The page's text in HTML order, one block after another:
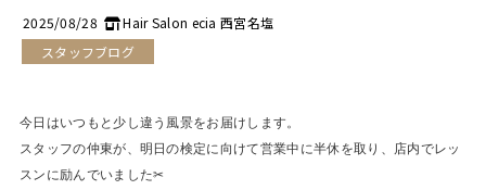
ブログ
Blog
お問い合わせ
2025/08/28
Hair Salon ecia 西宮名塩
スタッフブログ
今日はいつもと少し違う風景をお届けします。
スタッフの仲東が、明日の検定に向けて営業中に半休を取り、店内でレッ
スンに励んでいました✂